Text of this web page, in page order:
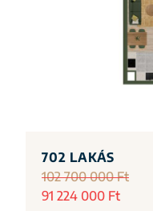
702 LAKÁS
102 700 000 Ft
91 224 000 Ft